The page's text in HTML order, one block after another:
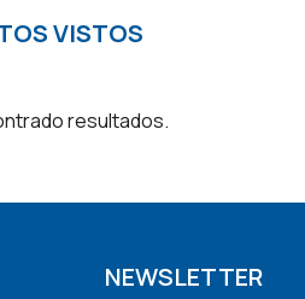
VISTOS
resultados.
NEWSLETTER